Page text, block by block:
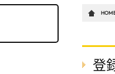
登